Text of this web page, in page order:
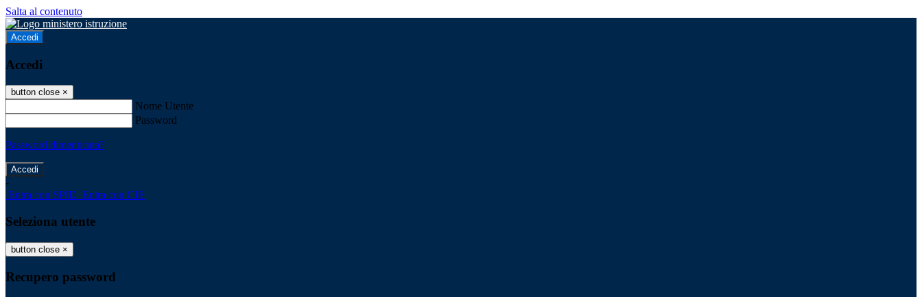
Salta al contenuto
Accedi
Accedi
button close ×
Nome Utente
Password
Password dimenticata?
-
Entra con SPID Entra con CIE
Seleziona utente
button close ×
Recupero password